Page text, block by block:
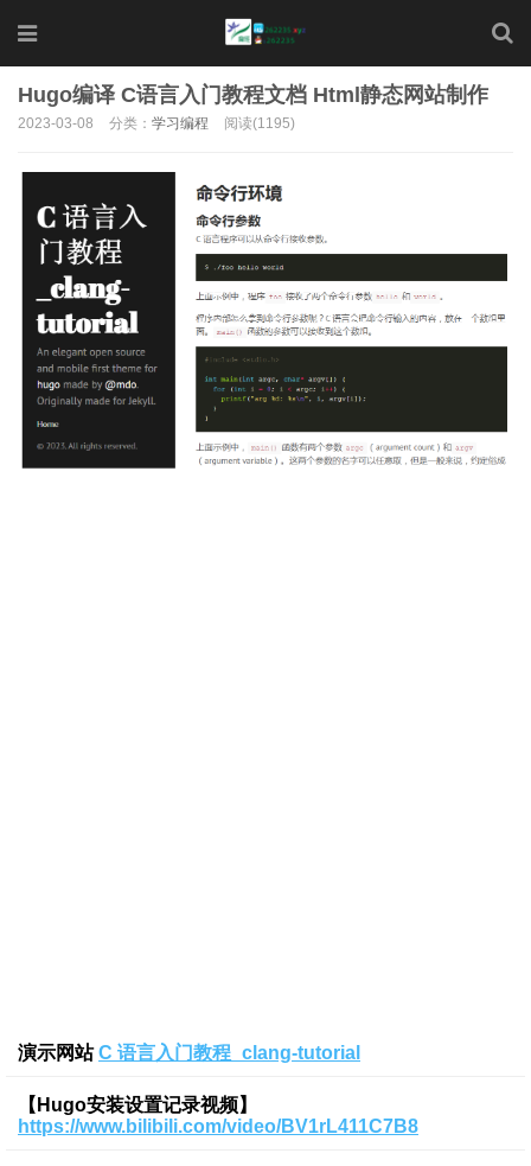
Hugo编译 C语言入门教程文档 Html静态网站制作
2023-03-08 分类： 学习编程 阅读(1195)
演示网站C 语言入门教程_clang-tutorial
【Hugo安装设置记录视频】
https://www.bilibili.com/video/BV1rL411C7B8